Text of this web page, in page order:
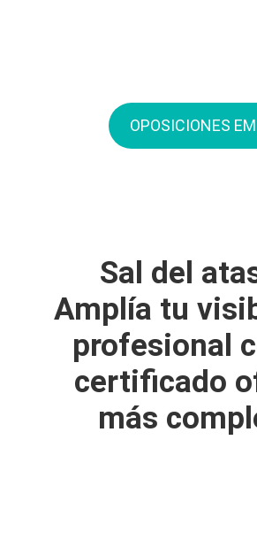
OPOSICIONES
Sal del
Amplía tu
profesional
certificado
más